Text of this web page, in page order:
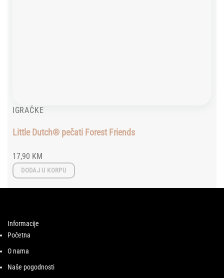
IGRAČKE
Little Dutch® pečati Forest Friends
17,90 KM
DODAJ U KORPU
Informacije
Početna
O nama
Naše pogodnosti